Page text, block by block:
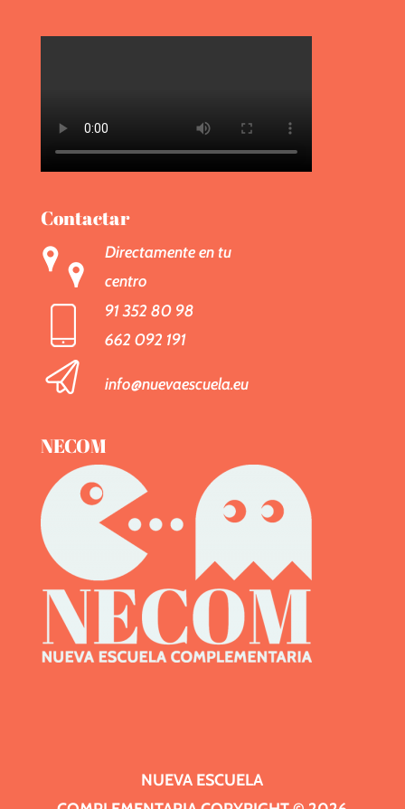
Contactar
Directamente en tu
centro
91 352 80 98
662 092 191
info@nuevaescuela.eu
NECOM
NUEVA ESCUELA